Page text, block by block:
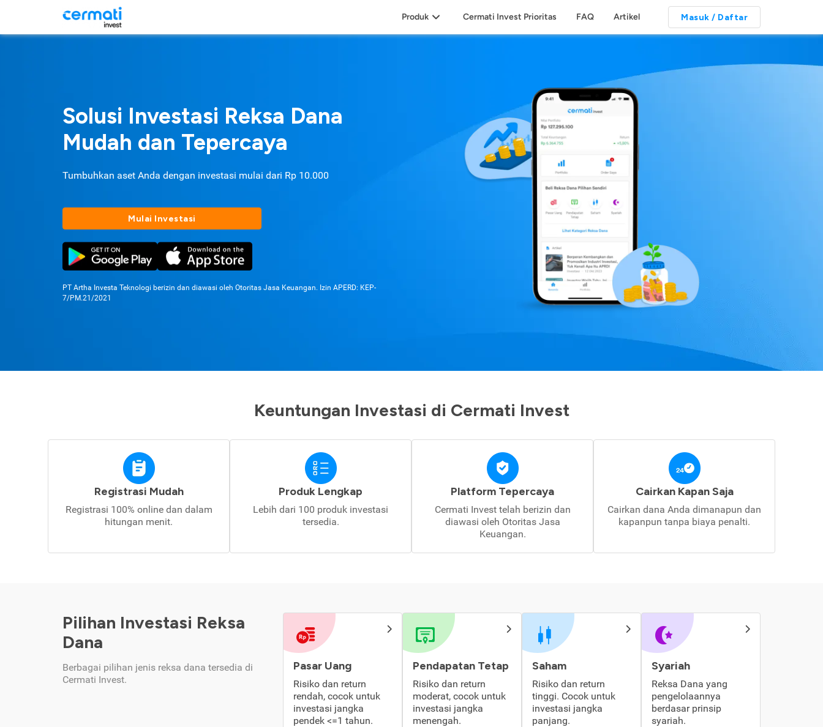
Produk Cermati Invest Prioritas FAQ Artikel Masuk / Daftar
Solusi Investasi Reksa Dana
Mudah dan Tepercaya
Tumbuhkan aset Anda dengan investasi mulai dari Rp 10.000
Mulai Investasi
PT Artha Investa Teknologi berizin dan diawasi oleh Otoritas Jasa Keuangan. Izin APERD: KEP-
7/PM.21/2021
Keuntungan Investasi di Cermati Invest
Registrasi Mudah
Registrasi 100% online dan dalam
hitungan menit.
Produk Lengkap
Lebih dari 100 produk investasi
tersedia.
Platform Tepercaya
Cermati Invest telah berizin dan
diawasi oleh Otoritas Jasa
Keuangan.
Cairkan Kapan Saja
Cairkan dana Anda dimanapun dan
kapanpun tanpa biaya penalti.
Pilihan Investasi Reksa
Dana
Berbagai pilihan jenis reksa dana tersedia di
Cermati Invest.
Pasar Uang
Risiko dan return
rendah, cocok untuk
investasi jangka
pendek <=1 tahun.
Pendapatan Tetap
Risiko dan return
moderat, cocok untuk
investasi jangka
menengah.
Saham
Risiko dan return
tinggi. Cocok untuk
investasi jangka
panjang.
Syariah
Reksa Dana yang
pengelolaannya
berdasar prinsip
syariah.